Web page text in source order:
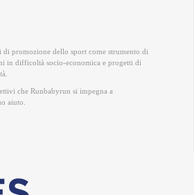
di promozione dello sport come strumento di
in difficoltà socio-economica e progetti di
che Runbabyrun si impegna a
aiuto.